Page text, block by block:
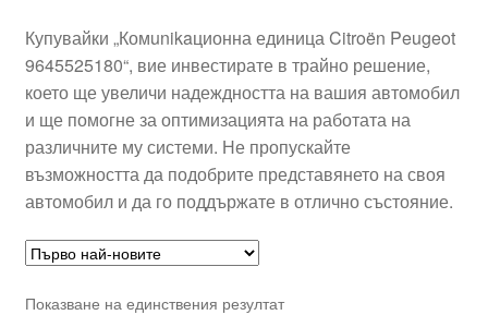
Транспорт
Купувайки „Комunikaционна единица Citroën Peugeot
9645525180“, вие инвестирате в трайно решение,
което ще увеличи надеждността на вашия автомобил
и ще помогне за оптимизацията на работата на
различните му системи. Не пропускайте
възможността да подобрите представянето на своя
автомобил и да го поддържате в отлично състояние.
Показване на единствения резултат